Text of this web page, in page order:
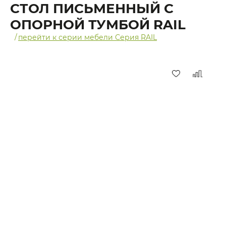
СТОЛ ПИСЬМЕННЫЙ С
ОПОРНОЙ ТУМБОЙ RAIL
/перейти к серии мебели Серия RAIL